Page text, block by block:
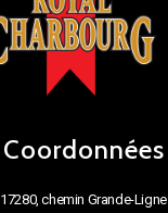
Coordonnées
17280, chemin Grande-Ligne